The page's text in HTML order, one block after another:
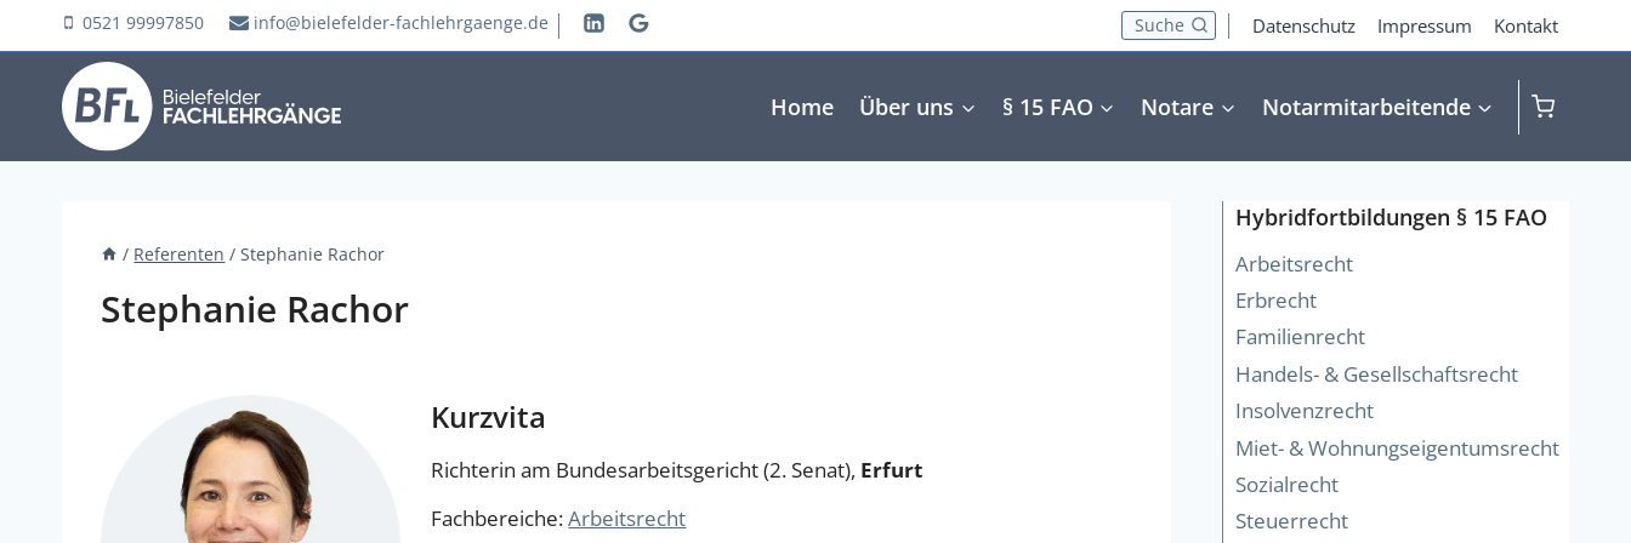
Inhalt
springen
0521 99997850 info@bielefelder-fachlehrgaenge.de Suche Datenschutz Impressum Kontakt
Home Über uns § 15 FAO Notare Notarmitarbeitende
/ Referenten / Stephanie Rachor
Stephanie Rachor
Kurzvita
Richterin am Bundesarbeitsgericht (2. Senat), Erfurt
Fachbereiche:Arbeitsrecht
Hybridfortbildungen § 15 FAO
Arbeitsrecht
Erbrecht
Familienrecht
Handels- & Gesellschaftsrecht
Insolvenzrecht
Miet- & Wohnungseigentumsrecht
Sozialrecht
Steuerrecht